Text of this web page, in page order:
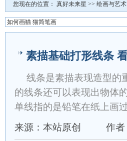
您现在的位置： 真好未来星 >> 绘画与艺术
如何画猫 猫简笔画
素描基础打形线条
线条是素描表现造型的
的线条还可以表现出物体
单线指的是铅笔在纸上画
来源：本站原创
作者